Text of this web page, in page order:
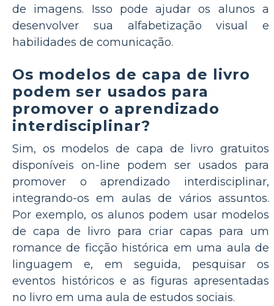
de imagens. Isso pode ajudar os alunos a
desenvolver sua alfabetização visual e
habilidades de comunicação.
Os modelos de capa de livro
podem ser usados para
promover o aprendizado
interdisciplinar?
Sim, os modelos de capa de livro gratuitos
disponíveis on-line podem ser usados para
promover o aprendizado interdisciplinar,
integrando-os em aulas de vários assuntos.
Por exemplo, os alunos podem usar modelos
de capa de livro para criar capas para um
romance de ficção histórica em uma aula de
linguagem e, em seguida, pesquisar os
eventos históricos e as figuras apresentadas
no livro em uma aula de estudos sociais.